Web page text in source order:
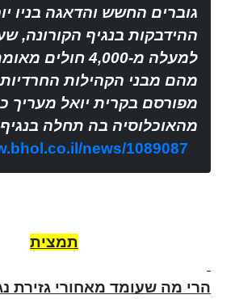
גוברים החשש והדאגה בניו
ההידבקות בנגיף הקורונה,
למעלה מ-4,000
מהם מבני הקהילות
מהאוכלוסיה בה תחלה בנגיף
news/1089087
תמצית
הרי מה שעומד מאחורי גזירת